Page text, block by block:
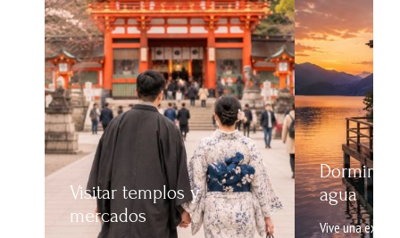
Visitar templos y
mercados
Dormir
agua
Vive una